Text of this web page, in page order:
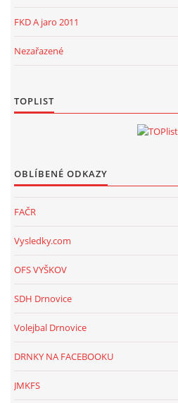
FKD A jaro 2011
Nezařazené
TOPLIST
OBLÍBENÉ ODKAZY
FAČR
Vysledky.com
OFS VYŠKOV
SDH Drnovice
Volejbal Drnovice
DRNKY NA FACEBOOKU
JMKFS